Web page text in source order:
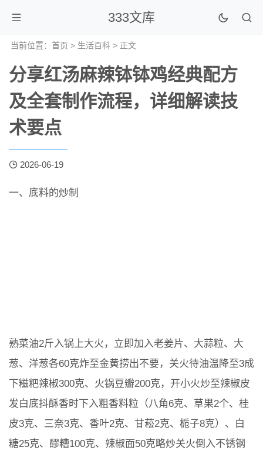
333文库
当前位置： 首页 > 生活百科 > 正文
分享红汤麻辣钵钵鸡经典配方
及全套制作流程，详细解读技
术要点
2026-06-19
一、底料的炒制
熟菜油2斤入锅上大火，立即加入老姜片、大蒜粒、大
葱、洋葱各60克炸至金黄捞出不要，关火待油温降至3成
下糍粑辣椒300克、火锅豆瓣200克，开小火炒至辣椒皮
发白底抖酥香时下入粗香料粒（八角6克、草果2个、桂
皮3克、三奈3克、香叶2克、甘菘2克、栀子8克）、白
糖25克、醪糟100克、辣椒面50克略炒关火倒入不锈钢